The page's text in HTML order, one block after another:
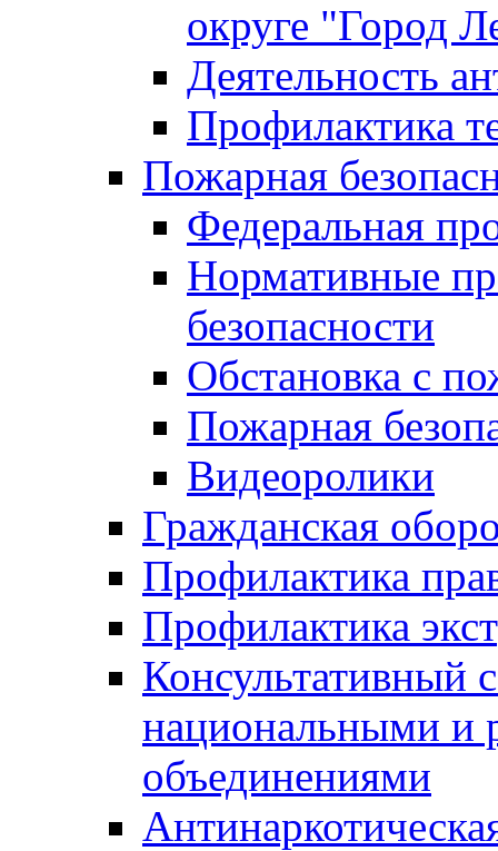
округе "Город
Деятельность
Профилактика
Пожарная
Федеральная
Нормативные
безопасности
Обстановка с
Пожарная
Видеоролики
Гражданская
Профилактика
Профилактика
Консультативный
национальными и
объединениями